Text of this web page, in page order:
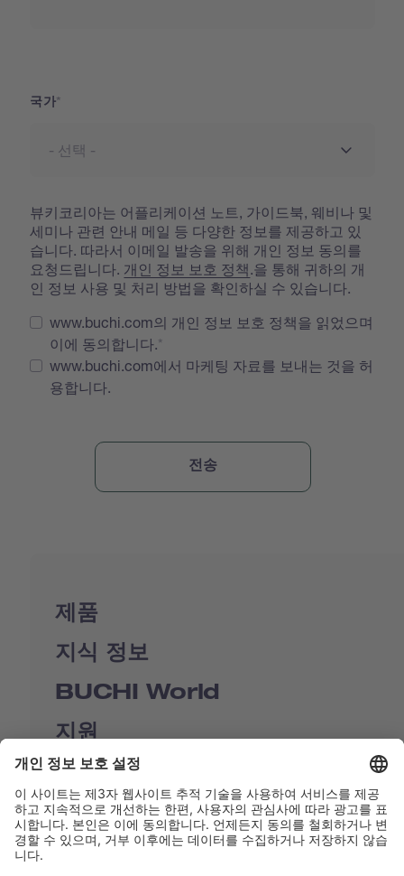
국가
뷰키코리아는 어플리케이션 노트, 가이드북, 웨비나 및
세미나 관련 안내 메일 등 다양한 정보를 제공하고 있
습니다. 따라서 이메일 발송을 위해 개인 정보 동의를
요청드립니다. 개인 정보 보호 정책 .을 통해 귀하의 개
인 정보 사용 및 처리 방법을 확인하실 수 있습니다.
www.buchi.com의 개인 정보 보호 정책을 읽었으며
이에 동의합니다.
www.buchi.com에서 마케팅 자료를 보내는 것을 허
용합니다.
제품
지식 정보
BUCHI World
지원
Shop
Contact us